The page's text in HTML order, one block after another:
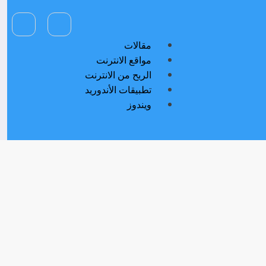
مقالات
مواقع الانترنت
الربح من الانترنت
تطبيقات الأندوريد
ويندوز